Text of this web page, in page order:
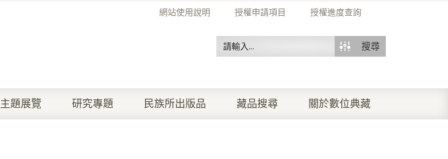
網站使用說明 授權申請項目 授權進度查詢
搜尋
主題展覽 研究專題 民族所出版品 藏品搜尋 關於數位典藏